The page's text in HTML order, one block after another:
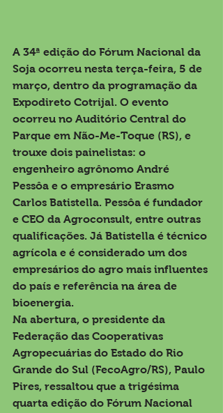
A 34ª edição do Fórum Nacional da
Soja ocorreu nesta terça-feira, 5 de
março, dentro da programação da
Expodireto Cotrijal. O evento
ocorreu no Auditório Central do
Parque em Não-Me-Toque (RS), e
trouxe dois painelistas: o
engenheiro agrônomo André
Pessôa e o empresário Erasmo
Carlos Batistella. Pessôa é fundador
e CEO da Agroconsult, entre outras
qualificações. Já Batistella é técnico
agrícola e é considerado um dos
empresários do agro mais influentes
do país e referência na área de
bioenergia.
Na abertura, o presidente da
Federação das Cooperativas
Agropecuárias do Estado do Rio
Grande do Sul (FecoAgro/RS), Paulo
Pires, ressaltou que a trigésima
quarta edição do Fórum Nacional